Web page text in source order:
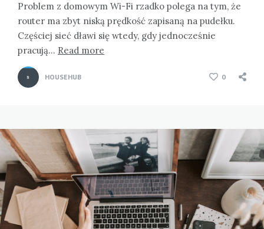
Problem z domowym Wi-Fi rzadko polega na tym, że
router ma zbyt niską prędkość zapisaną na pudełku.
Częściej sieć dławi się wtedy, gdy jednocześnie
pracują… Read more
HOUSEHUB 0